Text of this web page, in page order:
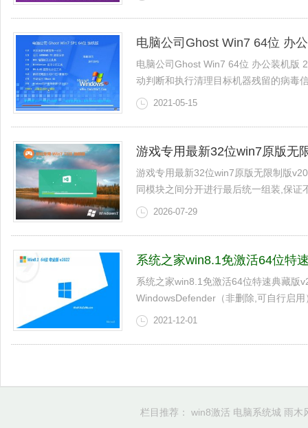
电脑公司Ghost Win7 64位 办
电脑公司Ghost Win7 64位 办公装机版
动判断和执行清理目标机器残留的病毒
2021-05-15
游戏专用最新32位win7原版无
游戏专用最新32位win7原版无限制版
同模块之间分开进行最后统一组装,保证
2026-07-29
系统之家win8.1免激活64位特
系统之家win8.1免激活64位特速典藏版
WindowsDefender（非删除,可自行启
2021-12-01
栏目推荐： win8激活 电脑系统城 雨木